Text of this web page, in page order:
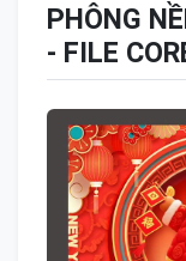
PHÔNG
- FILE